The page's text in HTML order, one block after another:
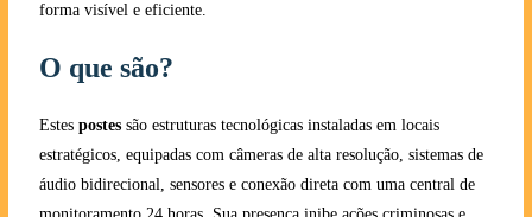
forma visível e eficiente.
O que são?
Estes postessão estruturas tecnológicas instaladas em locais
estratégicos, equipadas com câmeras de alta resolução, sistemas de
áudio bidirecional, sensores e conexão direta com uma central de